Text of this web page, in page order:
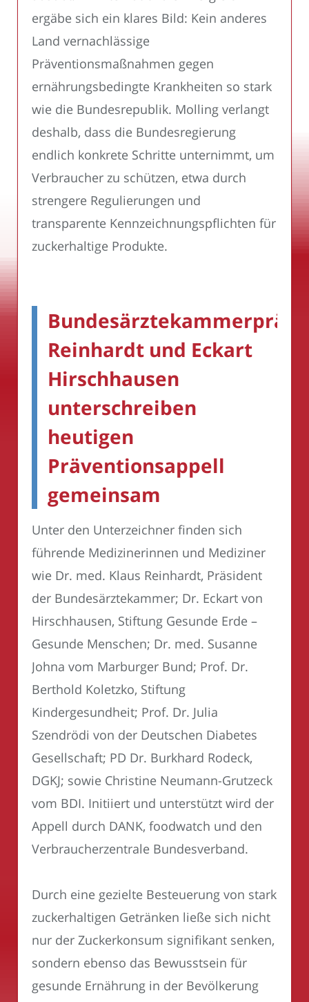
ergäbe sich ein klares Bild: Kein anderes
Land vernachlässige
Präventionsmaßnahmen gegen
ernährungsbedingte Krankheiten so stark
wie die Bundesrepublik. Molling verlangt
deshalb, dass die Bundesregierung
endlich konkrete Schritte unternimmt, um
Verbraucher zu schützen, etwa durch
strengere Regulierungen und
transparente Kennzeichnungspflichten für
zuckerhaltige Produkte.
Reinhardt und Eckart
Hirschhausen
unterschreiben
heutigen
Präventionsappell
gemeinsam
Unter den Unterzeichner finden sich
führende Medizinerinnen und Mediziner
wie Dr. med. Klaus Reinhardt, Präsident
der Bundesärztekammer; Dr. Eckart von
Hirschhausen, Stiftung Gesunde Erde –
Gesunde Menschen; Dr. med. Susanne
Johna vom Marburger Bund; Prof. Dr.
Berthold Koletzko, Stiftung
Kindergesundheit; Prof. Dr. Julia
Szendrödi von der Deutschen Diabetes
Gesellschaft; PD Dr. Burkhard Rodeck,
DGKJ; sowie Christine Neumann-Grutzeck
vom BDI. Initiiert und unterstützt wird der
Appell durch DANK, foodwatch und den
Verbraucherzentrale Bundesverband.
Durch eine gezielte Besteuerung von stark
zuckerhaltigen Getränken ließe sich nicht
nur der Zuckerkonsum signifikant senken,
sondern ebenso das Bewusstsein für
gesunde Ernährung in der Bevölkerung